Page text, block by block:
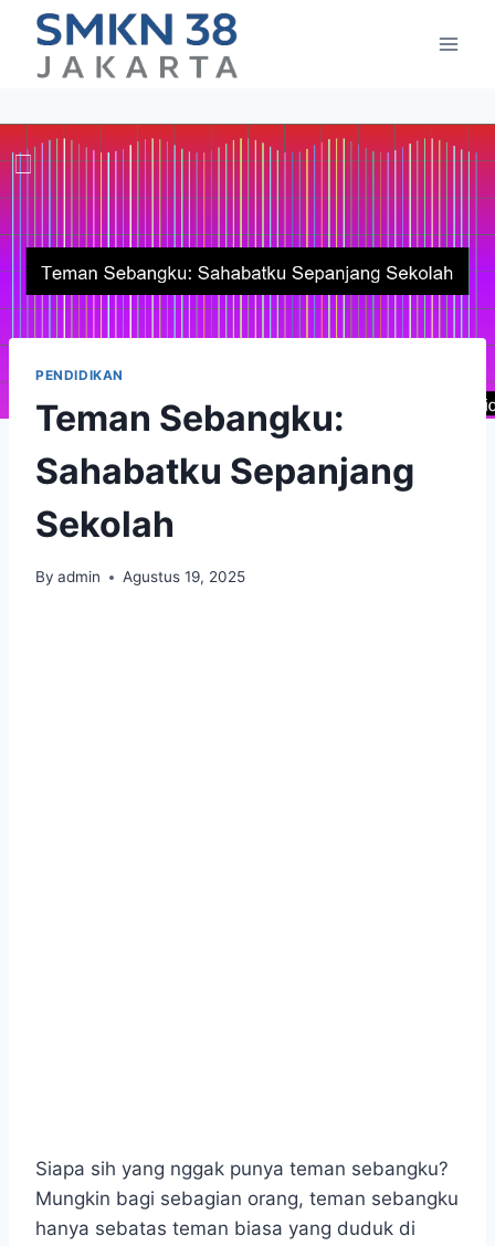
content
PENDIDIKAN
Teman Sebangku:
Sahabatku Sepanjang
Sekolah
By admin Agustus 19, 2025
Siapa sih yang nggak punya teman sebangku?
Mungkin bagi sebagian orang, teman sebangku
hanya sebatas teman biasa yang duduk di